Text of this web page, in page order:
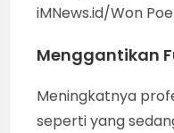
iMNews.id/Won
Menggantikan
Meningkatnya
seperti yang